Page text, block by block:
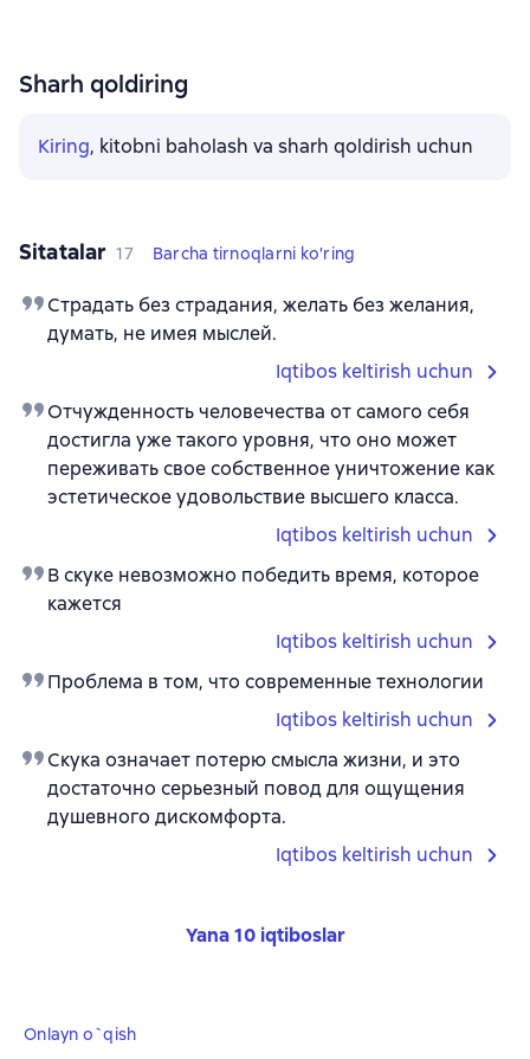
Sharh qoldiring
Kiring, kitobni baholash va sharh qoldirish uchun
Sitatalar 17 Barcha tirnoqlarni ko'ring
Страдать без страдания, желать без желания,
думать, не имея мыслей.
Iqtibos keltirish uchun
Отчужденность человечества от самого себя
достигла уже такого уровня, что оно может
переживать свое собственное уничтожение как
эстетическое удовольствие высшего класса.
Iqtibos keltirish uchun
В скуке невозможно победить время, которое
кажется
Iqtibos keltirish uchun
Проблема в том, что современные технологии
Iqtibos keltirish uchun
Скука означает потерю смысла жизни, и это
достаточно серьезный повод для ощущения
душевного дискомфорта.
Iqtibos keltirish uchun
Yana 10 iqtiboslar
Onlayn o`qish